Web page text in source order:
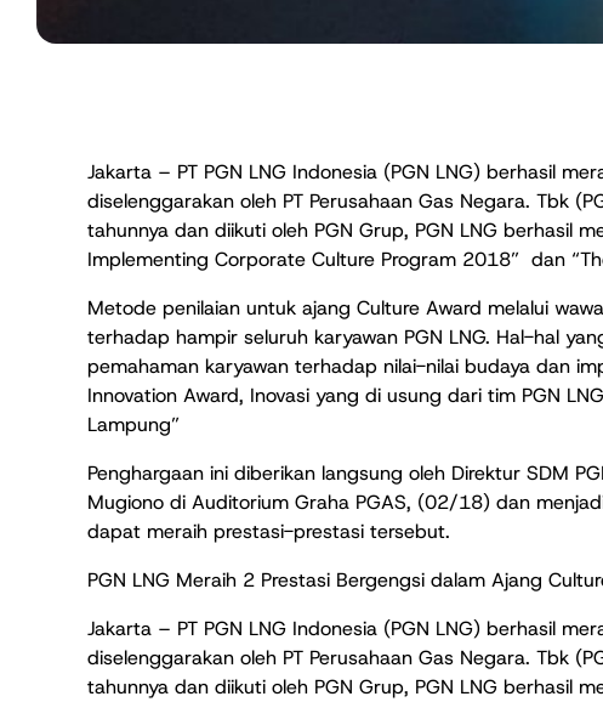
Jakarta – PT PGN LNG Indonesia (PGN LNG) berhasil
diselenggarakan oleh PT Perusahaan Gas Negara. Tbk
tahunnya dan diikuti oleh PGN Grup, PGN LNG berhasil
Implementing Corporate Culture Program 2018” dan
Metode penilaian untuk ajang Culture Award melalui
terhadap hampir seluruh karyawan PGN LNG. Hal-hal
pemahaman karyawan terhadap nilai-nilai budaya dan
Innovation Award, Inovasi yang di usung dari tim PGN
Lampung”
Penghargaan ini diberikan langsung oleh Direktur SDM
Mugiono di Auditorium Graha PGAS, (02/18) dan
dapat meraih prestasi-prestasi tersebut.
PGN LNG Meraih 2 Prestasi Bergengsi dalam Ajang
Jakarta – PT PGN LNG Indonesia (PGN LNG) berhasil
diselenggarakan oleh PT Perusahaan Gas Negara. Tbk
tahunnya dan diikuti oleh PGN Grup, PGN LNG berhasil